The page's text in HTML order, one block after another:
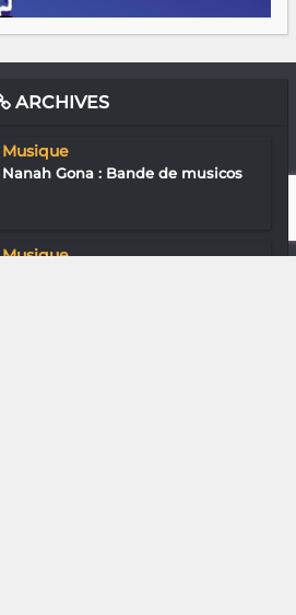
ARCHIVES
Musique
Nanah Gona : Bande de musicos
Musique